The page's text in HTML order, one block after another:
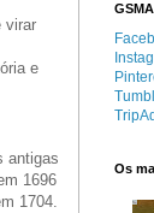
virar
e
antigas
1696
1704.
Os